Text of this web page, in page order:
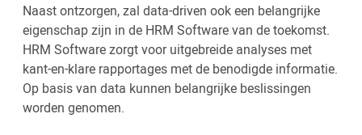
Naast ontzorgen, zal data-driven ook een belangrijke
eigenschap zijn in de HRM Software van de toekomst.
HRM Software zorgt voor uitgebreide analyses met
kant-en-klare rapportages met de benodigde informatie.
Op basis van data kunnen belangrijke beslissingen
worden genomen.